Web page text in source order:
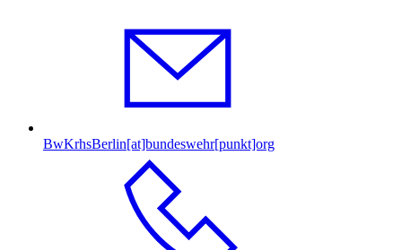
BwKrhsBerlin[at]bundeswehr[punkt]org